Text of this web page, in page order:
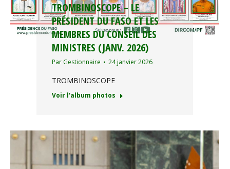
TROMBINOSCOPE – LE
PRÉSIDENT DU FASO ET LES
MEMBRES DU CONSEIL DES
MINISTRES (JANV. 2026)
Par Gestionnaire 24 janvier 2026
TROMBINOSCOPE
Voir l'album photos